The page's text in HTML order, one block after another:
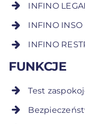
INFINO LEGAL
INFINO INSO
INFINO
FUNKCJE
Test